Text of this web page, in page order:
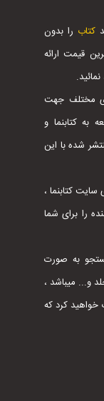
کتاب را بدون
قیمت ارائه
مختلف جهت
به کتابنما و
شده با این
کتابنما ،
را برای شما
به صورت
و... میباشد ،
خواهید کرد که